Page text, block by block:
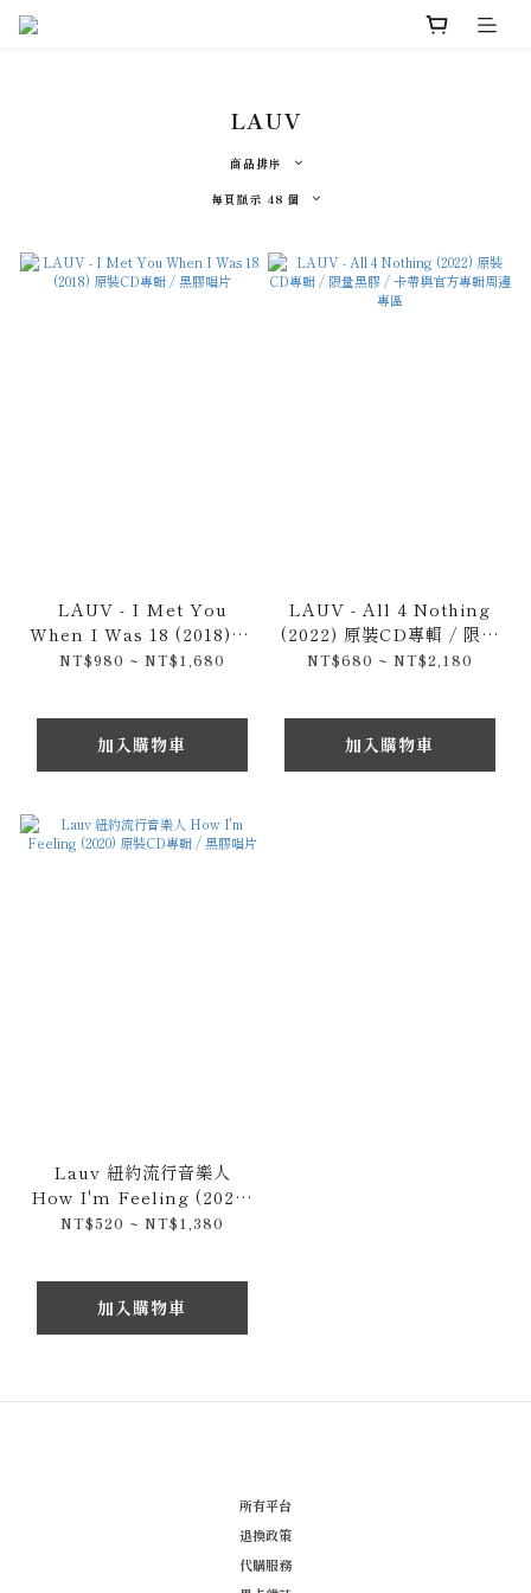
LAUV
商品排序
每頁顯示 48 個
LAUV - I Met You
When I Was 18 (2018) 原
裝CD專輯 / 黑膠唱片
NT$980 ~ NT$1,680
加入購物車
LAUV - All 4 Nothing
(2022) 原裝CD專輯 / 限量
黑膠 / 卡帶與官方專輯周邊
NT$680 ~ NT$2,180
加入購物車
Lauv 紐約流行音樂人
How I'm Feeling (2020)
原裝CD專輯 / 黑膠唱片
NT$520 ~ NT$1,380
加入購物車
所有平台
退換政策
代購服務